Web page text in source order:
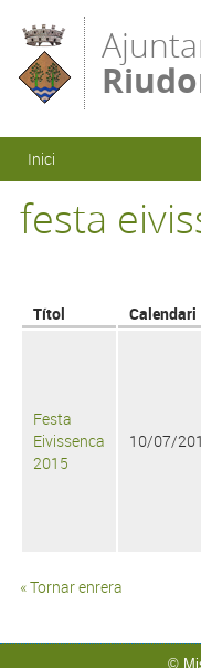
Esteu aquí
Inici
festa
Títol Calendari
Festa
Eivissenca
2015
10/07/
« Tornar enrera
©